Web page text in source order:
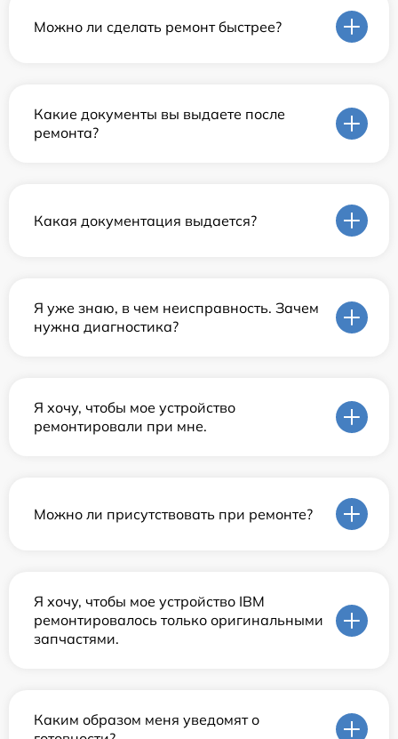
Можно ли сделать ремонт быстрее?
Какие документы вы выдаете после
ремонта?
Какая документация выдается?
Я уже знаю, в чем неисправность. Зачем
нужна диагностика?
Я хочу, чтобы мое устройство
ремонтировали при мне.
Можно ли присутствовать при ремонте?
Я хочу, чтобы мое устройство IBM
ремонтировалось только оригинальными
запчастями.
Каким образом меня уведомят о